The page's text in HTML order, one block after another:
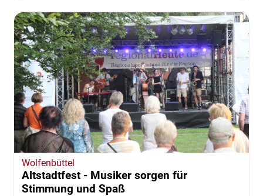
Wolfenbüttel
Altstadtfest - Musiker sorgen für
Stimmung und Spaß